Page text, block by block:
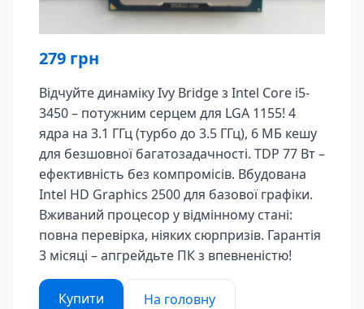
279 грн
Відчуйте динаміку Ivy Bridge з Intel Core i5-
3450 – потужним серцем для LGA 1155! 4
ядра на 3.1 ГГц (турбо до 3.5 ГГц), 6 МБ кешу
для безшовної багатозадачності. TDP 77 Вт –
ефективність без компромісів. Вбудована
Intel HD Graphics 2500 для базової графіки.
Вживаний процесор у відмінному стані:
повна перевірка, ніяких сюрпризів. Гарантія
3 місяці – апгрейдьте ПК з впевненістю!
Купити На головну